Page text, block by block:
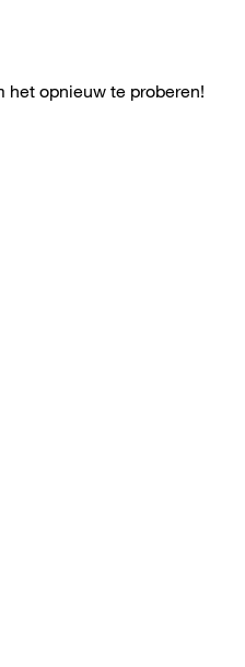
het opnieuw te proberen!